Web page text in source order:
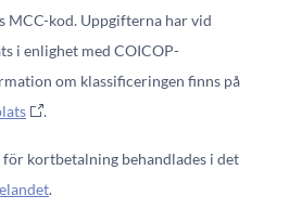
MCC-kod. Uppgifterna har vid
i enlighet med COICOP-
om klassificeringen finns på
.
för kortbetalning behandlades i det
.